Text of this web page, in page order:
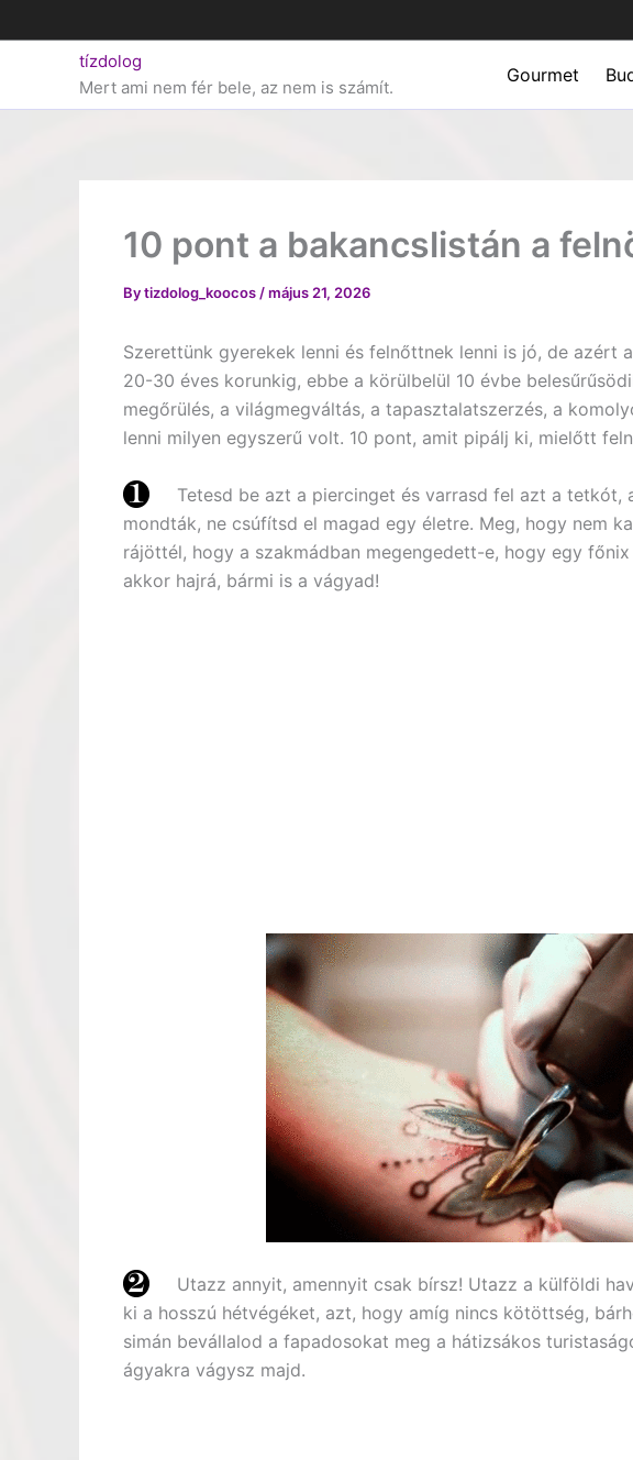
to
tízdolog
Mert ami nem fér bele, az nem is számít.
Gourmet
10 pont a bakancslistán a
Bytizdolog_koocos /május 21, 2026
Szerettünk gyerekek lenni és felnőttnek lenni is jó, de azért
20-30 éves korunkig, ebbe a körülbelül 10 évbe
megőrülés, a világmegváltás, a tapasztalatszerzés, a
lenni milyen egyszerű volt. 10 pont, amit pipálj ki, mielőtt
Tetesd be azt a piercinget és varrasd fel azt a tetkót,
mondták, ne csúfítsd el magad egy életre. Meg, hogy nem
rájöttél, hogy a szakmádban megengedett-e, hogy egy
akkor hajrá, bármi is a vágyad!
Utazz annyit, amennyit csak bírsz! Utazz a külföldi
ki a hosszú hétvégéket, azt, hogy amíg nincs kötöttség,
simán bevállalod a fapadosokat meg a hátizsákos
ágyakra vágysz majd.